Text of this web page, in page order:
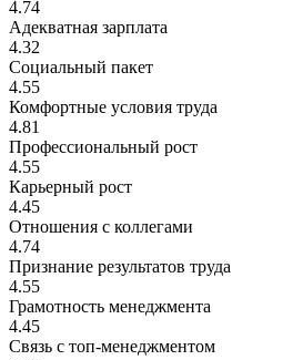
4.74
Адекватная зарплата
4.32
Социальный пакет
4.55
Комфортные условия труда
4.81
Профессиональный рост
4.55
Карьерный рост
4.45
Отношения с коллегами
4.74
Признание результатов труда
4.55
Грамотность менеджмента
4.45
Связь с топ-менеджментом